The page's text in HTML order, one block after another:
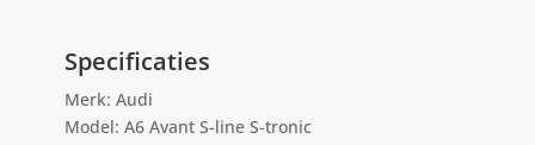
Specificaties
Merk: Audi
Model: A6 Avant S-line S-tronic